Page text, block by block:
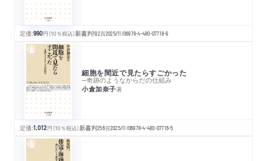
定価:990円 （10％税込）新書判192頁2025/11/06978-4-480-07718-9
細胞を間近で見たらすごかった
─奇跡のようなからだの仕組み
小倉加奈子著
定価:1,012円 （10％税込）新書判256頁2025/11/06978-4-480-07716-5